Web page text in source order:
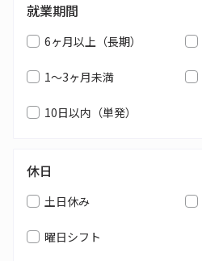
就業期間
6ヶ月以上（長期）
1～3ヶ月未満
10日以内（単発）
休日
土日休み
曜日シフト